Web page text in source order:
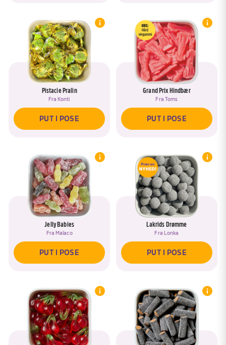
Pistacie Pralin
Fra Konti
PUT I POSE
Grand Prix Hindbær
Fra Toms
PUT I POSE
Jelly Babies
Fra Malaco
PUT I POSE
Lakrids Drømme
Fra Lonka
PUT I POSE